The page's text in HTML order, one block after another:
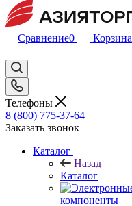
Сравнение0 Корзина
Телефоны
8 (800) 775-37-64
Заказать звонок
Каталог
Назад
Каталог
компоненты